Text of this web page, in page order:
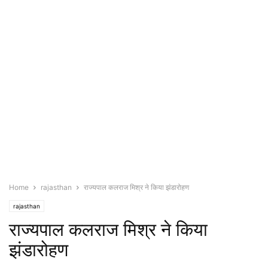
Home rajasthan राज्यपाल कलराज मिश्र ने किया झंडारोहण
rajasthan
राज्यपाल कलराज मिश्र ने किया
झंडारोहण